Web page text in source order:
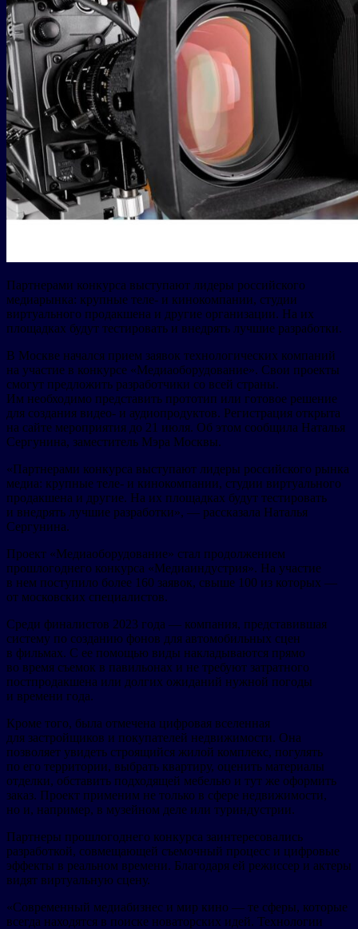
Партнерами конкурса выступают лидеры российского
медиарынка: крупные теле- и кинокомпании, студии
виртуального продакшена и другие организации. На их
площадках будут тестировать и внедрять лучшие разработки.
В Москве начался прием заявок технологических компаний
на участие в конкурсе «Медиаоборудование». Свои проекты
смогут предложить разработчики со всей страны.
Им необходимо представить прототип или готовое решение
для создания видео- и аудиопродуктов. Регистрация открыта
на сайте мероприятия до 21 июля. Об этом сообщила Наталья
Сергунина, заместитель Мэра Москвы.
«Партнерами конкурса выступают лидеры российского рынка
медиа: крупные теле- и кинокомпании, студии виртуального
продакшена и другие. На их площадках будут тестировать
и внедрять лучшие разработки», — рассказала Наталья
Сергунина.
Проект «Медиаоборудование» стал продолжением
прошлогоднего конкурса «Медиаиндустрия». На участие
в нем поступило более 160 заявок, свыше 100 из которых —
от московских специалистов.
Среди финалистов 2023 года — компания, представившая
систему по созданию фонов для автомобильных сцен
в фильмах. С ее помощью виды накладываются прямо
во время съемок в павильонах и не требуют затратного
постпродакшена или долгих ожиданий нужной погоды
и времени года.
Кроме того, была отмечена цифровая вселенная
для застройщиков и покупателей недвижимости. Она
позволяет увидеть строящийся жилой комплекс, погулять
по его территории, выбрать квартиру, оценить материалы
отделки, обставить подходящей мебелью и тут же оформить
заказ. Проект применим не только в сфере недвижимости,
но и, например, в музейном деле или туриндустрии.
Партнеры прошлогоднего конкурса заинтересовались
разработкой, совмещающей съемочный процесс и цифровые
эффекты в реальном времени. Благодаря ей режиссер и актеры
видят виртуальную сцену.
«Современный медиабизнес и мир кино — те сферы, которые
всегда находятся в поиске новаторских идей. Технологии